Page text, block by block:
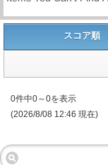
スコア順
0件中0～0を表示
(2026/8/08 12:46 現在)